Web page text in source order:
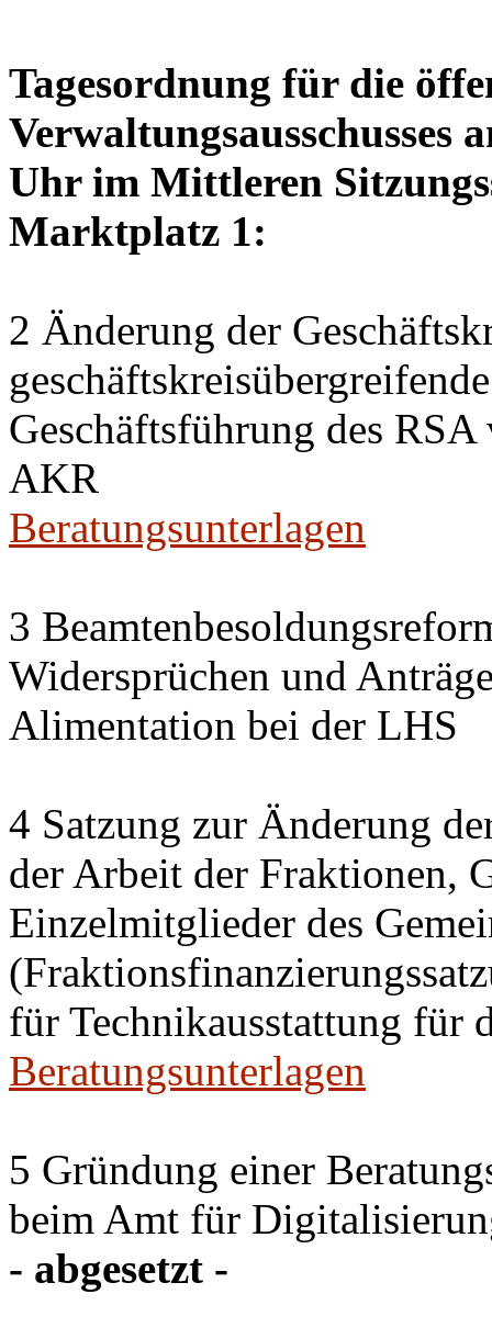
Tagesordnung für die
Verwaltungsausschusses
Uhr im Mittleren
Marktplatz 1:
2 Änderung der
Geschäftsführung des
AKR
Beratungsunterlagen
3
Widersprüchen und
Alimentation bei der LHS
4 Satzung zur Änderung
der Arbeit der Fraktionen,
Einzelmitglieder des
für Technikausstattung für
Beratungsunterlagen
5 Gründung einer
beim Amt für
- abgesetzt -